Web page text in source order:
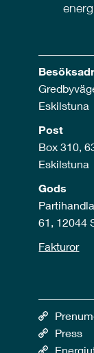
Eskilstuna
Post
Box 310,
Eskilstuna
Gods
61, 12044
Fakturor
Press